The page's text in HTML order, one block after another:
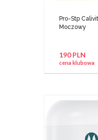
Pro-Stp
Moczowy
190 PLN
cena klubowa